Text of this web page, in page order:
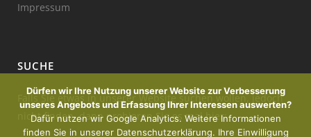
Impressum
SUCHE
Falls Sie etwas in unserer Website suchen wollen, jedoch
nicht finden, dann probieren Sie es mal hier:
Dürfen wir Ihre Nutzung unserer Website zur Verbesserung
unseres Angebots und Erfassung Ihrer Interessen auswerten?
Dafür nutzen wir Google Analytics. Weitere Informationen
finden Sie in unserer Datenschutzerklärung. Ihre Einwilligung